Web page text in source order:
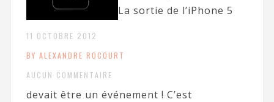
11 OCTOBRE 2012
BY ALEXANDRE ROCOURT
AUCUN COMMENTAIRE
La sortie de l’iPhone 5
devait être un événement ! C’est